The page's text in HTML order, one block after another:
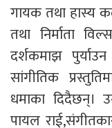
गायक तथा हास्य
तथा निर्माता
दर्शकमाझ
सांगीतिक
धमाका दिदैछन्।
पायल